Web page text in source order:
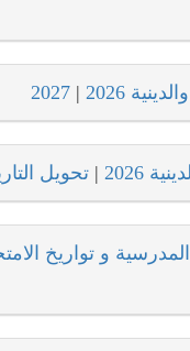
2026
|
2027
2026
| تحويل
و تواريخ